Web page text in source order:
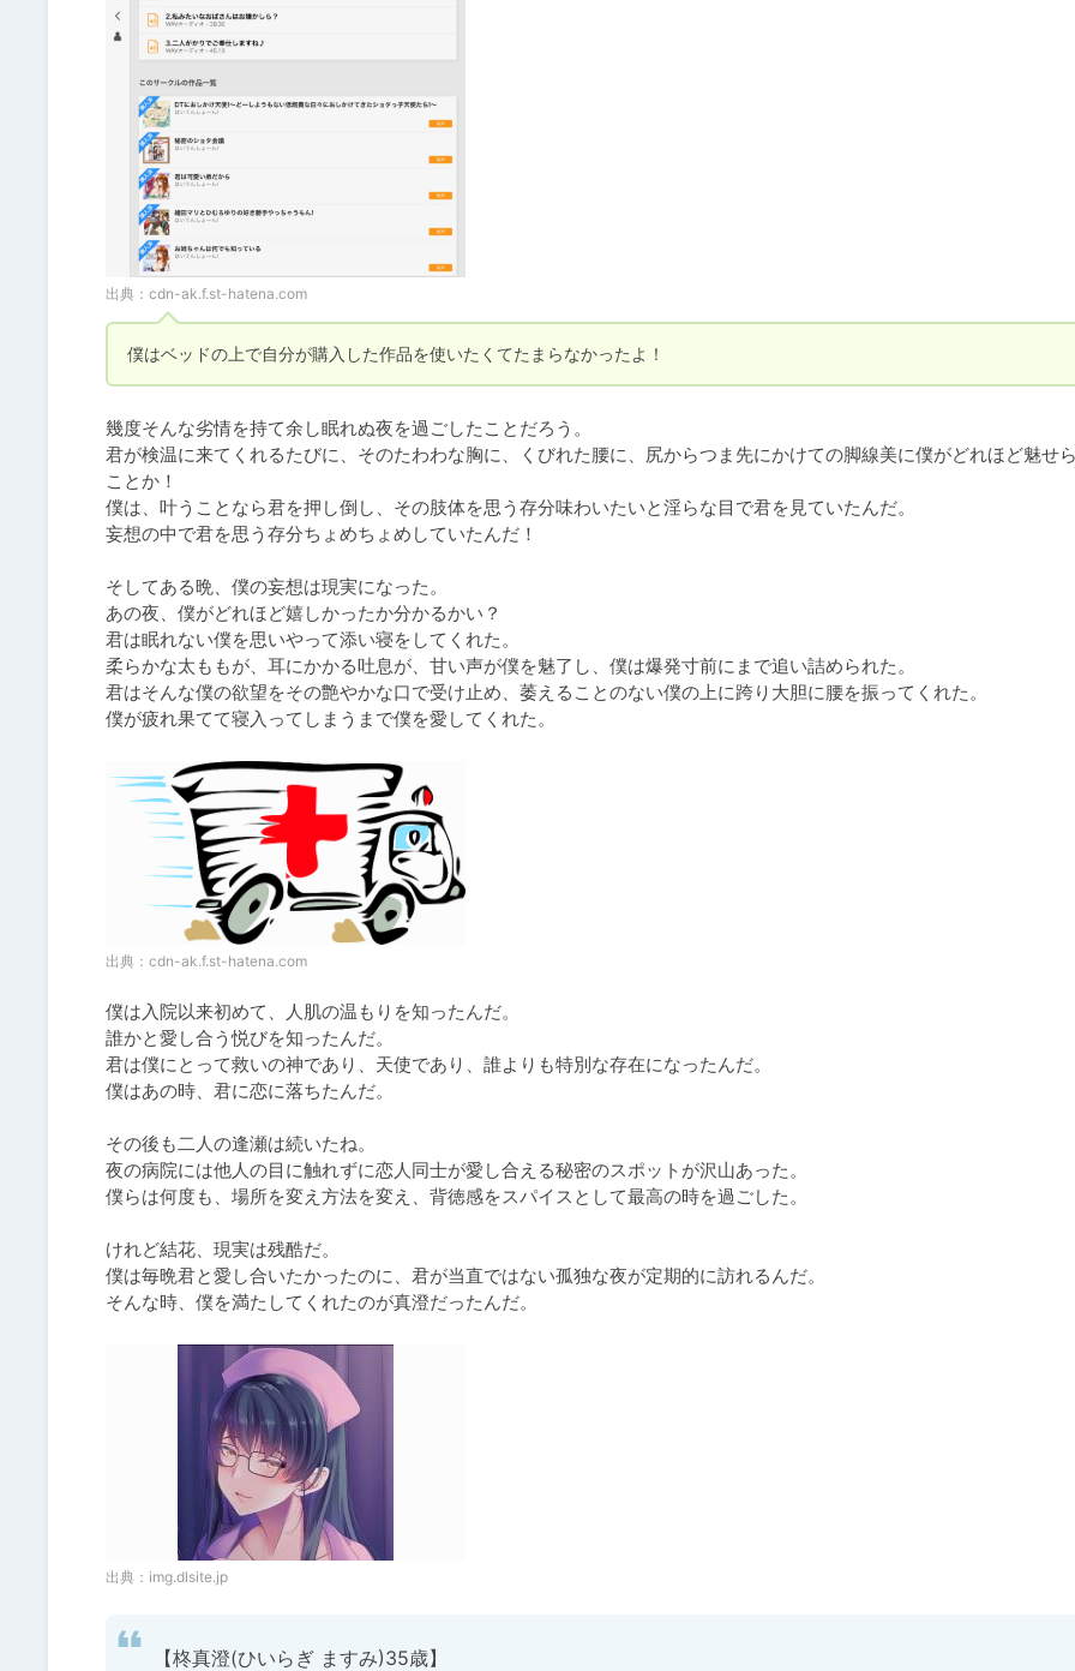
出典： cdn-ak.f.st-hatena.com
僕はベッドの上で自分が購入した作品を使いたくてたまらなかったよ！
幾度そんな劣情を持て余し眠れぬ夜を過ごしたことだろう。
君が検温に来てくれるたびに、そのたわわな胸に、くびれた腰に、尻からつま先にかけての脚線美に僕がどれほど魅せ
ことか！
僕は、叶うことなら君を押し倒し、その肢体を思う存分味わいたいと淫らな目で君を見ていたんだ。
妄想の中で君を思う存分ちょめちょめしていたんだ！
そしてある晩、僕の妄想は現実になった。
あの夜、僕がどれほど嬉しかったか分かるかい？
君は眠れない僕を思いやって添い寝をしてくれた。
柔らかな太ももが、耳にかかる吐息が、甘い声が僕を魅了し、僕は爆発寸前にまで追い詰められた。
君はそんな僕の欲望をその艶やかな口で受け止め、萎えることのない僕の上に跨り大胆に腰を振ってくれた。
僕が疲れ果てて寝入ってしまうまで僕を愛してくれた。
出典： cdn-ak.f.st-hatena.com
僕は入院以来初めて、人肌の温もりを知ったんだ。
誰かと愛し合う悦びを知ったんだ。
君は僕にとって救いの神であり、天使であり、誰よりも特別な存在になったんだ。
僕はあの時、君に恋に落ちたんだ。
その後も二人の逢瀬は続いたね。
夜の病院には他人の目に触れずに恋人同士が愛し合える秘密のスポットが沢山あった。
僕らは何度も、場所を変え方法を変え、背徳感をスパイスとして最高の時を過ごした。
けれど結花、現実は残酷だ。
僕は毎晩君と愛し合いたかったのに、君が当直ではない孤独な夜が定期的に訪れるんだ。
そんな時、僕を満たしてくれたのが真澄だったんだ。
出典： img.dlsite.jp
【柊真澄(ひいらぎ ますみ)35歳】